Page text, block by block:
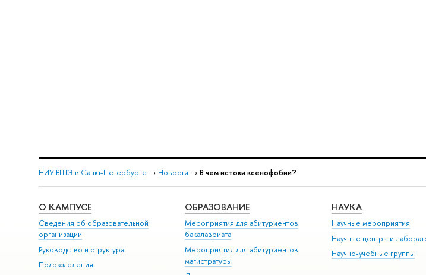
НИУ ВШЭ в Санкт-Петербурге → Новости → В чем истоки ксенофобии?
О КАМПУСЕ
Сведения об образовательной
организации
Руководство и структура
Подразделения
ОБРАЗОВАНИЕ
Мероприятия для абитуриентов
бакалавриата
Мероприятия для абитуриентов
магистратуры
НАУКА
Научные мероприятия
Научные центры и
Научно-учебные группы